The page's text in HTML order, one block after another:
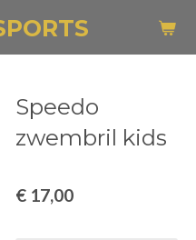
Speedo
zwembril kids
€ 17,00